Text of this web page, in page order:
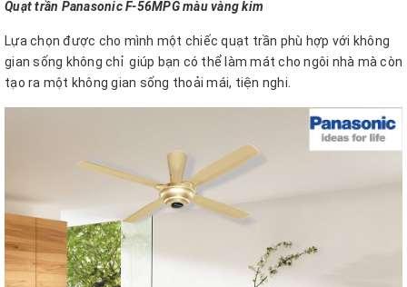
Quạt trần Panasonic F-56MPG màu vàng kim
Lựa chọn được cho mình một chiếc quạt trần phù hợp với không
gian sống không chỉ giúp bạn có thể làm mát cho ngôi nhà mà còn
tạo ra một không gian sống thoải mái, tiện nghi.